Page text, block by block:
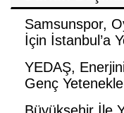
Samsunspor,
İçin İstanbul’a
YEDAŞ,
Genç
Büyükşehir İle